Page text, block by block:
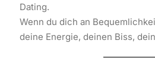
Dating.
Wenn du dich an
deine Energie, deinen Biss,